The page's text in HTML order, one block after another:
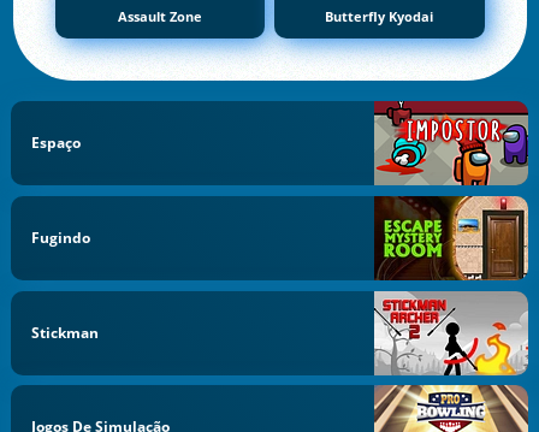
Assault Zone Butterfly Kyodai
Espaço
Fugindo
Stickman
Jogos De Simulação